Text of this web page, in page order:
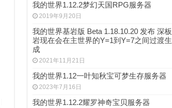
我的世界1.12.2梦幻天国RPG服务器
2019年9月20日
我的世界基岩版 Beta 1.18.10.20 发布 深板
岩现在会在主世界的Y=1到Y=7之间过渡生
成
2021年11月21日
我的世界1.12一叶知秋宝可梦生存服务器
2023年7月16日
我的世界1.12.2耀罗神奇宝贝服务器